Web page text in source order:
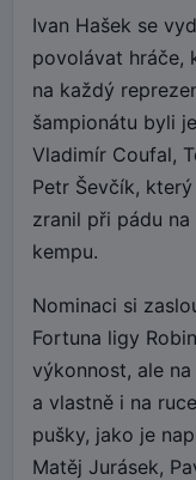
Ivan Hašek se
povolávat hráče,
na každý
šampionátu byli
Vladimír Coufal,
Petr Ševčík,
zranil při pádu
kempu.
Nominaci si
Fortuna ligy
výkonnost, ale
a vlastně i na
pušky, jako je
Matěj Jurásek,